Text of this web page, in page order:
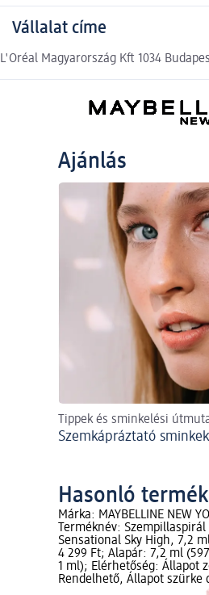
Vállalat címe
L'Oréal Magyarország Kft 1034
Ajánlás
Tippek és sminkelési
Szemkápráztató
Hasonló
Márka: MAYBELLINE NEW
Terméknév: Szempillaspirál
Sensational Sky High, 7,2
4 299 Ft; Alapár: 7,2 ml
1 ml); Elérhetőség: Állapot
Rendelhető, Állapot szürke